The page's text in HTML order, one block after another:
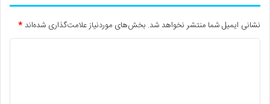
نشانی ایمیل شما منتشر نخواهد شد. بخش‌های موردنیاز علامت‌گذاری شده‌اند*